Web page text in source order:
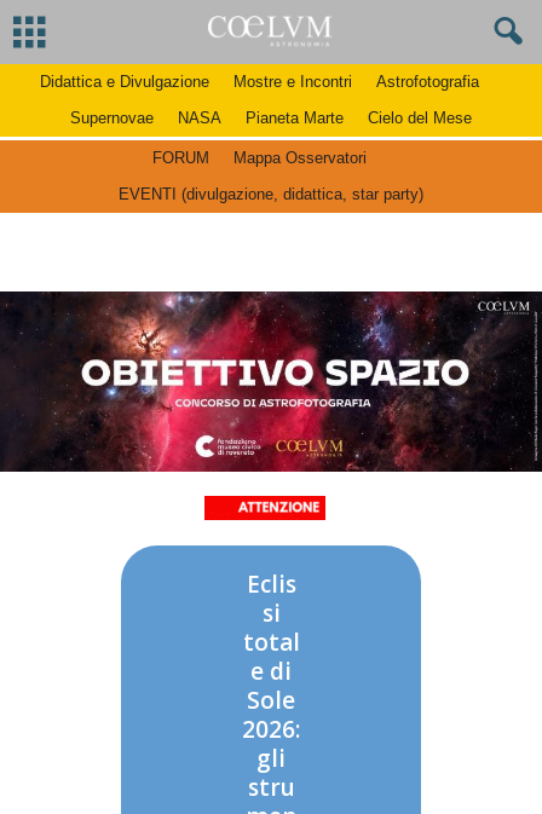
Didattica e Divulgazione Mostre e Incontri
Astrofotografia
Supernovae
NASA Pianeta Marte Cielo del Mese
FORUM
Mappa Osservatori
EVENTI (divulgazione, didattica, star party)
Eclis
si
total
e di
Sole
2026:
gli
stru